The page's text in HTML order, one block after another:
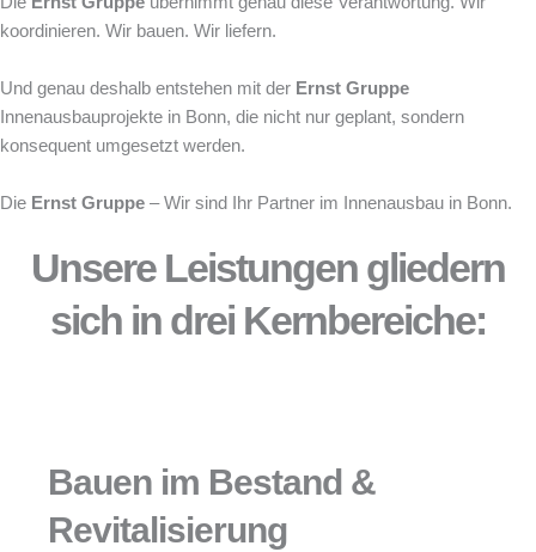
koordinieren. Wir bauen. Wir liefern.
Und genau deshalb entstehen mit der Ernst Gruppe
Innenausbauprojekte in Bonn, die nicht nur geplant, sondern
konsequent umgesetzt werden.
Die Ernst Gruppe – Wir sind Ihr Partner im Innenausbau in Bonn.
Unsere Leistungen gliedern
sich in drei Kernbereiche:
Bauen im Bestand &
Revitalisierung